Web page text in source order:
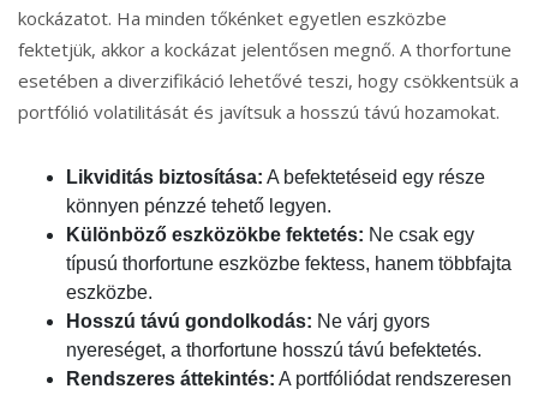
kockázatot. Ha minden tőkénket egyetlen eszközbe
fektetjük, akkor a kockázat jelentősen megnő. A thorfortune
esetében a diverzifikáció lehetővé teszi, hogy csökkentsük a
portfólió volatilitását és javítsuk a hosszú távú hozamokat.
Likviditás biztosítása: A befektetéseid egy része
könnyen pénzzé tehető legyen.
Különböző eszközökbe fektetés: Ne csak egy
típusú thorfortune eszközbe fektess, hanem többfajta
eszközbe.
Hosszú távú gondolkodás: Ne várj gyors
nyereséget, a thorfortune hosszú távú befektetés.
Rendszeres áttekintés: A portfóliódat rendszeresen